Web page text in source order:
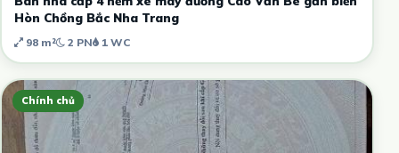
Hòn Chồng Bắc Nha Trang
98 m² 2 PN 1 WC
Chính chủ